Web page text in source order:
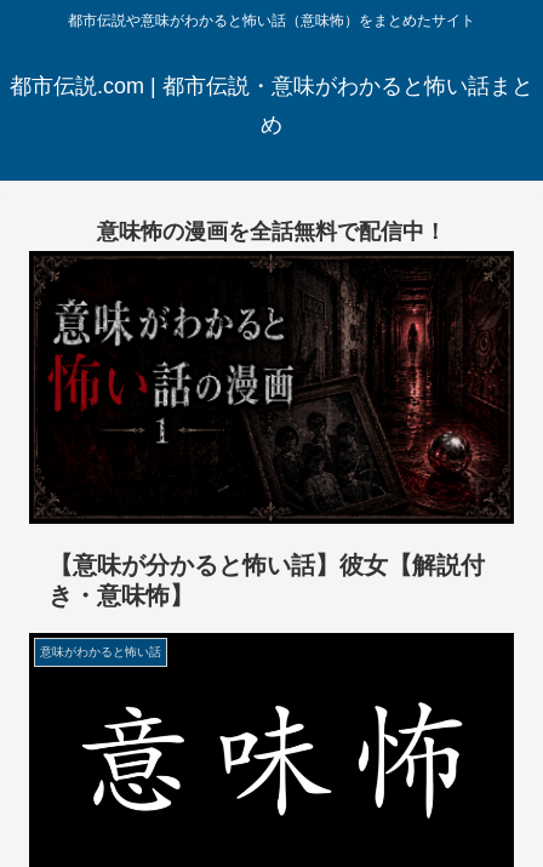
都市伝説や意味がわかると怖い話（意味怖）をまとめたサイト
都市伝説.com | 都市伝説・意味がわかると怖い話まと
め
意味怖の漫画を全話無料で配信中！
【意味が分かると怖い話】彼女【解説付
き・意味怖】
意味がわかると怖い話